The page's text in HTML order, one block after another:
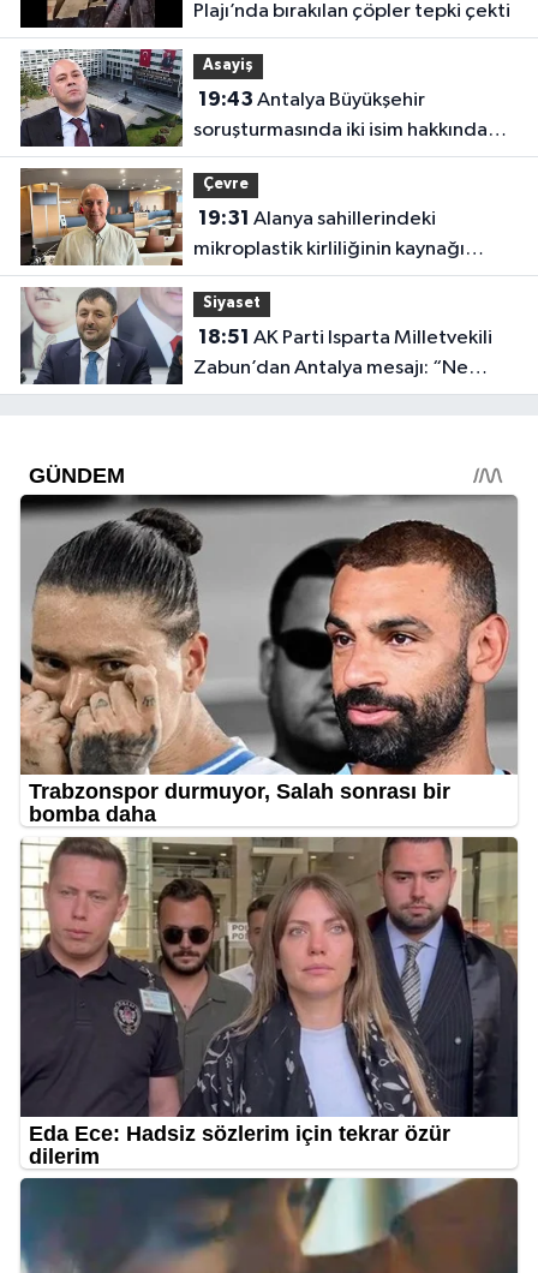
Plajı’nda bırakılan çöpler tepki çekti
Asayiş
19:43
soruşturmasında iki isim hakkında
yeni karar
Çevre
19:31
mikroplastik kirliliğinin kaynağı
açıklandı
Siyaset
18:51
Zabun’dan Antalya mesajı: “Ne
dediysek o”